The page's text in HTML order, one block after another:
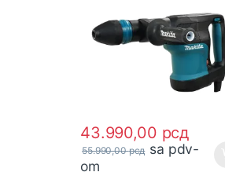
43.990,00 рсд
55.990,00рсд sa pdv-
om